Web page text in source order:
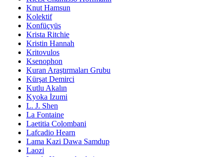
Knut Hamsun
Kolektif
Konfüçyüs
Krista Ritchie
Kristin Hannah
Kritovulos
Ksenophon
Kuran Araştırmaları Grubu
Kürşat Demirci
Kutlu Akalın
Kyoka İzumi
L. J. Shen
La Fontaine
Laetitia Colombani
Lafcadio Hearn
Lama Kazi Dawa Samdup
Laozi